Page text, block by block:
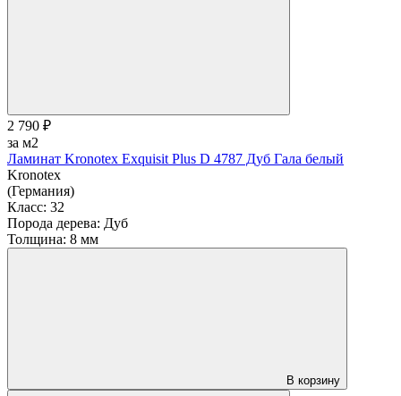
2 790 ₽
за м2
Ламинат Kronotex Exquisit Plus D 4787 Дуб Гала белый
Kronotex
(Германия)
Класс: 32
Порода дерева: Дуб
Толщина: 8 мм
В корзину